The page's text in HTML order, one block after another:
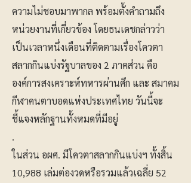
ความไม่ชอบมาพากล พร้อมตั้งคำถามถึง
หน่วยงานที่เกี่ยวข้อง โดยธนเดชกล่าวว่า
เป็นเวลาหนึ่งเดือนที่ติดตามเรื่องโควตา
สลากกินแบ่งรัฐบาลของ 2 ภาคส่วน คือ
องค์การสงเคราะห์ทหารผ่านศึก และ สมาคม
กีฬาคนตาบอดแห่งประเทศไทย วันนี้จะ
ชี้แจงหลักฐานทั้งหมดที่มีอยู่
.
ในส่วน อผศ. มีโควตาสลากกินแบ่งฯ ทั้งสิ้น
10,988 เล่มต่องวดหรือรวมแล้วเฉลี่ย 52